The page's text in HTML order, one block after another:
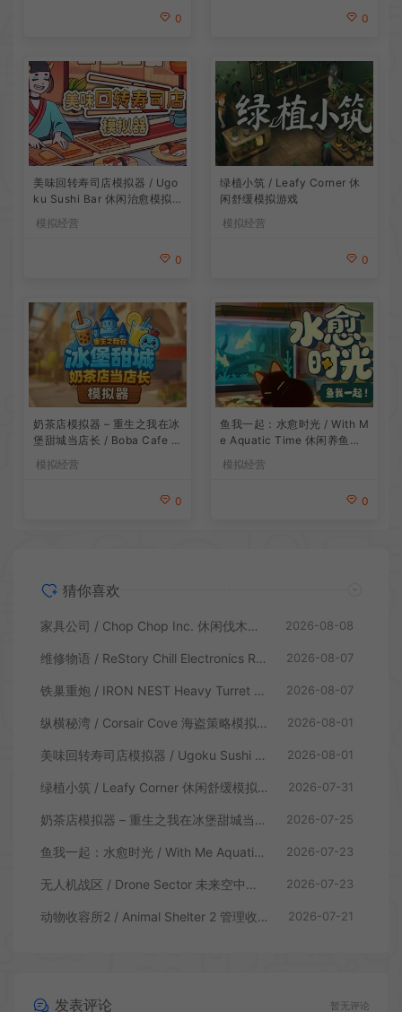
0 0
美味回转寿司店模拟器 / Ugo
ku Sushi Bar 休闲治愈模拟
模拟经营
0
绿植小筑 / Leafy Corner 休
闲舒缓模拟游戏
模拟经营
0
奶茶店模拟器 – 重生之我在冰
堡甜城当店长 / Boba Cafe Si
mulator 模拟经营游戏
模拟经营
0
鱼我一起：水愈时光 / With M
e Aquatic Time 休闲养鱼游
模拟经营
0
猜你喜欢
家具公司 / Chop Chop Inc. 休闲伐木建造模拟游戏 2026-08-08
维修物语 / ReStory Chill Electronics Repairs 拆解修理模拟游戏 2026-08-07
铁巢重炮 / IRON NEST Heavy Turret 柴油朋克重型火炮游戏 2026-08-07
纵横秘湾 / Corsair Cove 海盗策略模拟游戏 2026-08-01
美味回转寿司店模拟器 / Ugoku Sushi Bar 休闲治愈模拟游戏 2026-08-01
绿植小筑 / Leafy Corner 休闲舒缓模拟游戏 2026-07-31
奶茶店模拟器 – 重生之我在冰堡甜城当店长 / Boba Cafe Simulator 模拟经营游戏 2026-07-25
鱼我一起：水愈时光 / With Me Aquatic Time 休闲养鱼游戏 2026-07-23
无人机战区 / Drone Sector 未来空中炮艇游戏 2026-07-23
动物收容所2 / Animal Shelter 2 管理收容模拟游戏 2026-07-21
发表评论 暂无评论